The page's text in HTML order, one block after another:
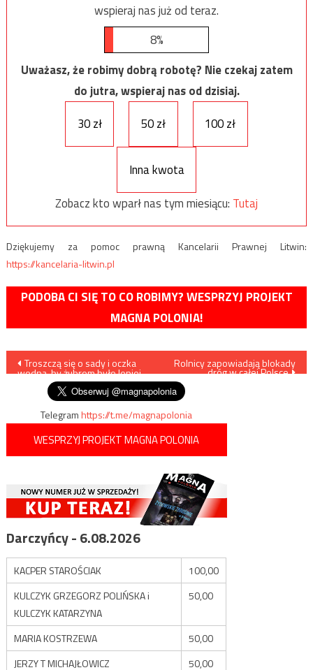
wspieraj nas już od teraz.
8%
Uważasz, że robimy dobrą robotę? Nie czekaj zatem
do jutra, wspieraj nas od dzisiaj.
30 zł
50 zł 100 zł
Inna kwota
Zobacz kto wparł nas tym miesiącu: Tutaj
Dziękujemy za pomoc prawną Kancelarii Prawnej Litwin:
https://kancelaria-litwin.pl
PODOBA CI SIĘ TO CO ROBIMY? WESPRZYJ PROJEKT
MAGNA POLONIA!
Nawigacja
wpisu
Troszczą się o sady i oczka
wodna, by żubrom było lepiej
Rolnicy zapowiadają blokady
dróg w całej Polsce
Telegramhttps://t.me/magnapolonia
WESPRZYJ PROJEKT MAGNA POLONIA
Darczyńcy - 6.08.2026
KACPER STAROŚCIAK
100,00
KULCZYK GRZEGORZ POLIŃSKA i
KULCZYK KATARZYNA
50,00
MARIA KOSTRZEWA
50,00
JERZY T MICHAJŁOWICZ
50,00